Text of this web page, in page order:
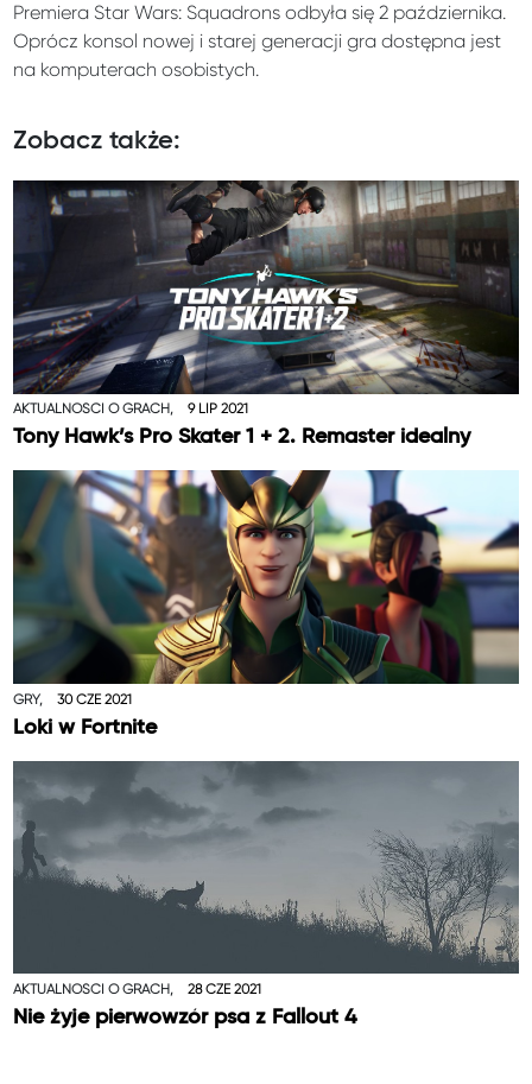
Premiera Star Wars: Squadrons odbyła się 2 października.
Oprócz konsol nowej i starej generacji gra dostępna jest
na komputerach osobistych.
Zobacz także:
AKTUALNOŚCI O GRACH, 9 LIP 2021
Tony Hawk’s Pro Skater 1 + 2. Remaster idealny
GRY, 30 CZE 2021
Loki w Fortnite
AKTUALNOŚCI O GRACH, 28 CZE 2021
Nie żyje pierwowzór psa z Fallout 4